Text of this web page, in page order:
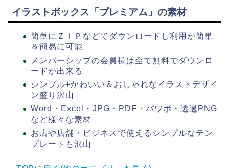
イラストボックス「プレミアム」の素材
簡単にＺＩＰなどでダウンロードし利用が簡単
＆簡易に可能
メンバーシップの会員様は全て無料でダウンロ
ードが出来る
シンプル+かわいい＆おしゃれなイラストデザイ
ン盛り沢山
Word・Excel・JPG・PDF・パワポ・透過PNG
など様々な素材
お店や店舗・ビジネスで使えるシンプルなテン
プレートも沢山